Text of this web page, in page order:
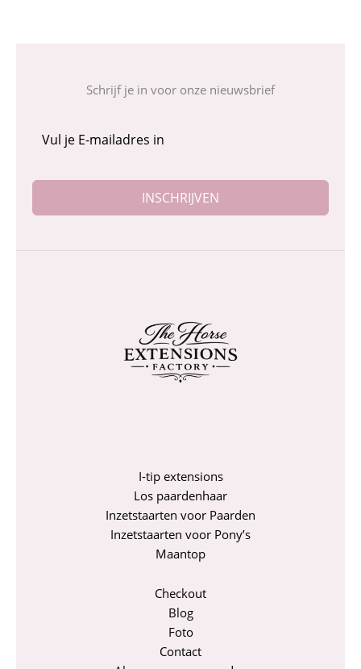
Schrijf je in voor onze nieuwsbrief
INSCHRIJVEN
I-tip extensions
Los paardenhaar
Inzetstaarten voor Paarden
Inzetstaarten voor Pony’s
Maantop
Checkout
Blog
Foto
Contact